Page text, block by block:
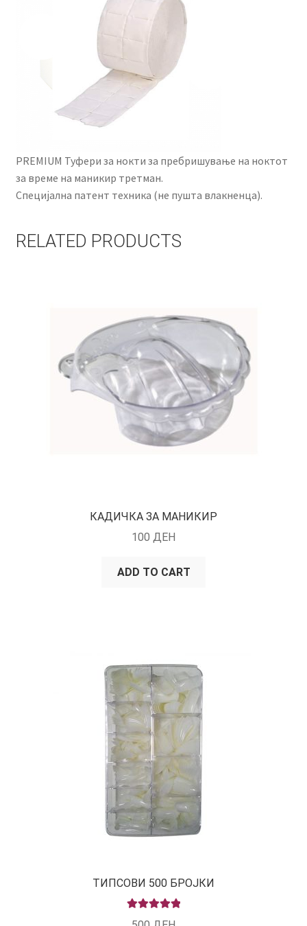
PREMIUM Туфери за нокти за пребришување на ноктот
за време на маникир третман.
Специјална патент техника (не пушта влакненца).
RELATED PRODUCTS
КАДИЧКА ЗА МАНИКИР
100 ДЕН
ADD TO CART
ТИПСОВИ 500 БРОЈКИ